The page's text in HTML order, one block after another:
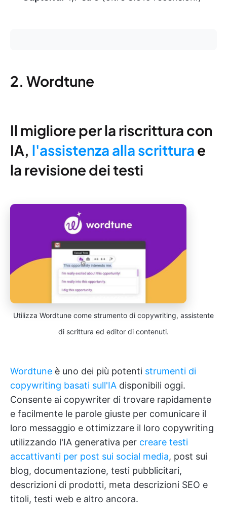
2. Wordtune
Il migliore per la riscrittura con
IA, l'assistenza alla scrittura e
la revisione dei testi
Utilizza Wordtune come strumento di copywriting, assistente
di scrittura ed editor di contenuti.
Wordtune è uno dei più potenti strumenti di
copywriting basati sull'IA disponibili oggi.
Consente ai copywriter di trovare rapidamente
e facilmente le parole giuste per comunicare il
loro messaggio e ottimizzare il loro copywriting
utilizzando l'IA generativa per creare testi
accattivanti per post sui social media, post sui
blog, documentazione, testi pubblicitari,
descrizioni di prodotti, meta descrizioni SEO e
titoli, testi web e altro ancora.